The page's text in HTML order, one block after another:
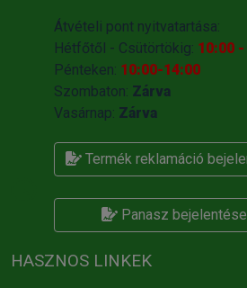
Átvételi pont nyitvatartása:
Hétfőtől - Csütörtökig: 10:00
Pénteken: 10:00-14:00
Szombaton: Zárva
Vasárnap: Zárva
Termék reklamáció
Panasz bejelentése
HASZNOS LINKEK